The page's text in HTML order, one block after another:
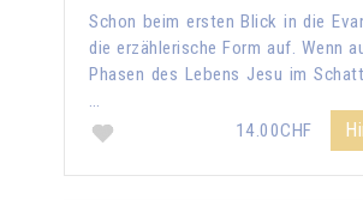
Schon beim ersten Blick in die
die erzählerische Form auf. Wenn
Phasen des Lebens Jesu im
…
14.00CHF